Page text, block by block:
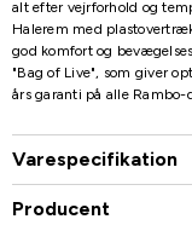
alt efter vejrforhold og
Halerem med
god komfort og
"Bag of Live", som giver
års garanti på alle
Varespecifikation
Producent